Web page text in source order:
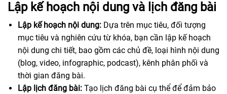
Lập kế hoạch nội dung và lịch đăng bài
Lập kế hoạch nội dung: Dựa trên mục tiêu, đối tượng
mục tiêu và nghiên cứu từ khóa, bạn cần lập kế hoạch
nội dung chi tiết, bao gồm các chủ đề, loại hình nội dung
(blog, video, infographic, podcast), kênh phân phối và
thời gian đăng bài.
Lập lịch đăng bài: Tạo lịch đăng bài cụ thể để đảm bảo